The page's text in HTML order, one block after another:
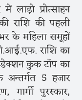
प्रोत्साहन
राशि की पहली
के महिला समूहों
राशि का
कुक टॉप का
अन्तर्गत 5 हजार
गार्गी पुरस्कार,